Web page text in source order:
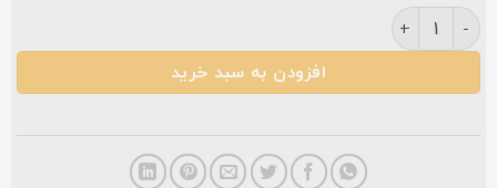
فرش مشهد ۷۰۰ شانه کد ۷۲۲۱۰۰ گردویی عدد
افزودن به سبد خرید